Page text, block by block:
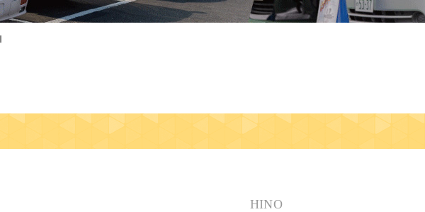
ロードサービス
HINO